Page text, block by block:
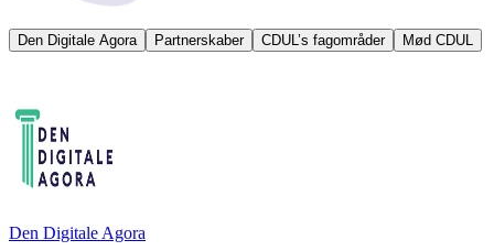
Den Digitale Agora Partnerskaber CDUL’s fagområder Mød CDUL
Den Digitale Agora